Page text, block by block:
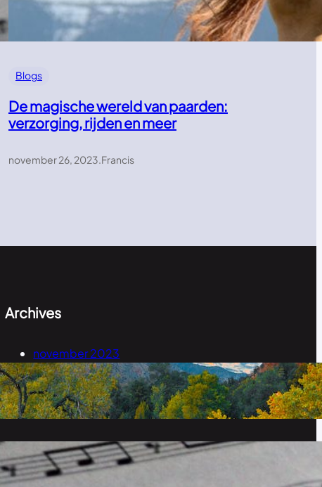
Blogs
De magische wereld van paarden:
verzorging, rijden en meer
november 26, 2023.Francis
Archives
november 2023
september 2023